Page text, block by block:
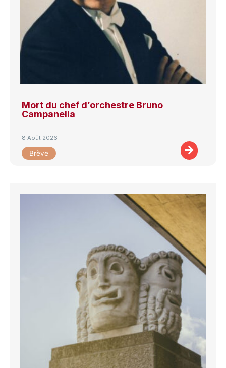
Mort du chef d’orchestre Bruno
Campanella
8 Août 2026
Brève